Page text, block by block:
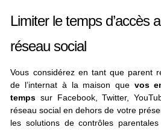
Limiter le temps d’accès
réseau social
Vous considérez en tant que parent
de l’internat à la maison que vos
temps sur Facebook, Twitter,
réseau social en dehors de votre
les solutions de contrôles